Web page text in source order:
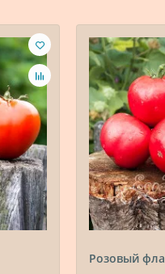
Розовый